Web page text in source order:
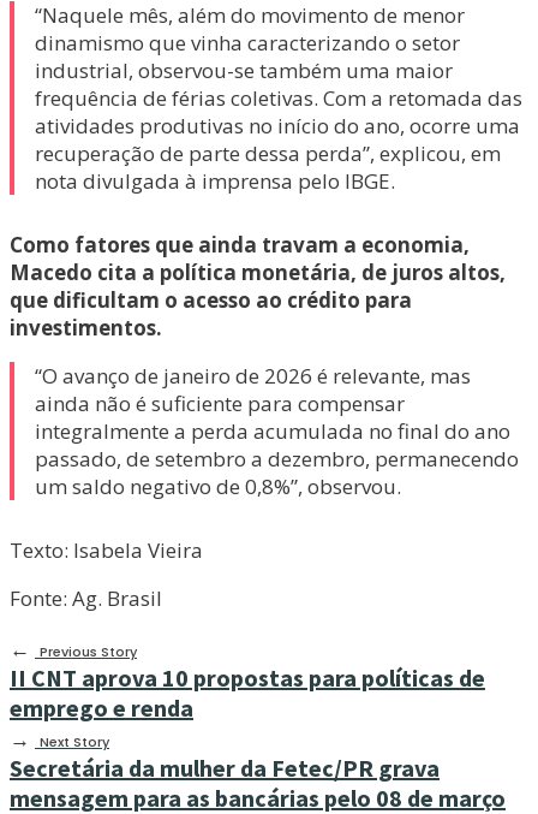
“Naquele mês, além do movimento de menor
dinamismo que vinha caracterizando o setor
industrial, observou-se também uma maior
frequência de férias coletivas. Com a retomada das
atividades produtivas no início do ano, ocorre uma
recuperação de parte dessa perda”, explicou, em
nota divulgada à imprensa pelo IBGE.
Como fatores que ainda travam a economia,
Macedo cita a política monetária, de juros altos,
que dificultam o acesso ao crédito para
investimentos.
“O avanço de janeiro de 2026 é relevante, mas
ainda não é suficiente para compensar
integralmente a perda acumulada no final do ano
passado, de setembro a dezembro, permanecendo
um saldo negativo de 0,8%”, observou.
Texto: Isabela Vieira
Fonte: Ag. Brasil
←
Previous Story
II CNT aprova 10 propostas para políticas de
emprego e renda
→ Next Story
Secretária da mulher da Fetec/PR grava
mensagem para as bancárias pelo 08 de março